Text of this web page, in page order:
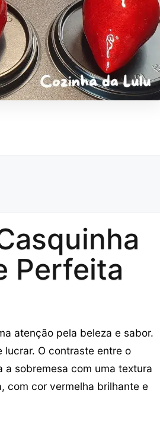
Perfeita
atenção pela beleza e sabor.
lucrar. O contraste entre o
sobremesa com uma textura
com cor vermelha brilhante e